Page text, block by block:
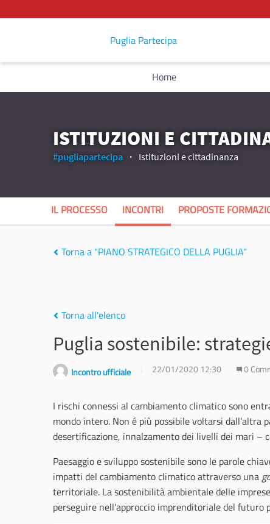
Puglia Partecipa
Home
ISTITUZIONI E
#pugliapartecipa Istituzioni e cittadinanza
IL PROCESSO INCONTRI PROPOSTE
Torna a "PIANO STRATEGICO DELLA PUGLIA"
Torna all'elenco
Puglia sostenibile:
Incontro ufficiale 22/01/2020 12:30 0
I rischi connessi al cambiamento climatico sono
mondo intero. Non é più possibile voltarsi
desertificazione, innalzamento dei livelli dei mari
Paesaggio e sviluppo sostenibile sono le parole
impatti del cambiamento climatico attraverso una
territoriale. La sostenibilità ambientale delle
perseguire nell'approccio imprenditoriale del futuro